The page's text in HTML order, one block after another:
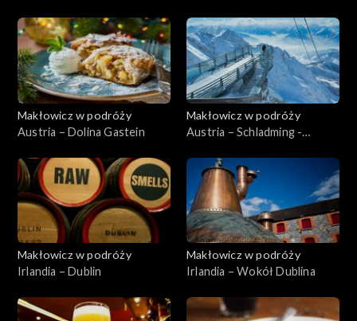
Makłowicz w podróży
Austria – Dolina Gastein
Makłowicz w podróży
Austria – Schladming -
Makłowicz w podróży
Irlandia – Dublin
Makłowicz w podróży
Irlandia – Wokół Dublina